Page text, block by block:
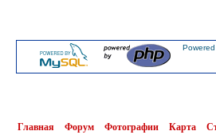
Главная Форум Фотографии Карта